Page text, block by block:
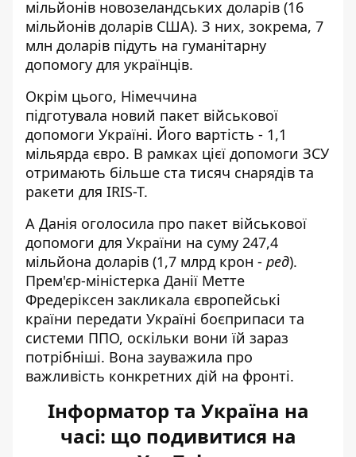
мільйонів новозеландських доларів (16
мільйонів доларів США). З них, зокрема, 7
млн доларів підуть на гуманітарну
допомогу для українців.
Окрім цього, Німеччина
підготувала новий пакет військової
допомоги Україні. Його вартість - 1,1
мільярда євро. В рамках цієї допомоги ЗСУ
отримають більше ста тисяч снарядів та
ракети для IRIS-T.
А Данія оголосила про пакет військової
допомоги для України на суму 247,4
мільйона доларів (1,7 млрд крон - ред).
Прем'єр-міністерка Данії Метте
Фредеріксен закликала європейські
країни передати Україні боєприпаси та
системи ППО, оскільки вони їй зараз
потрібніші. Вона зауважила про
важливість конкретних дій на фронті.
Інформатор та Україна на
часі: що подивитися на